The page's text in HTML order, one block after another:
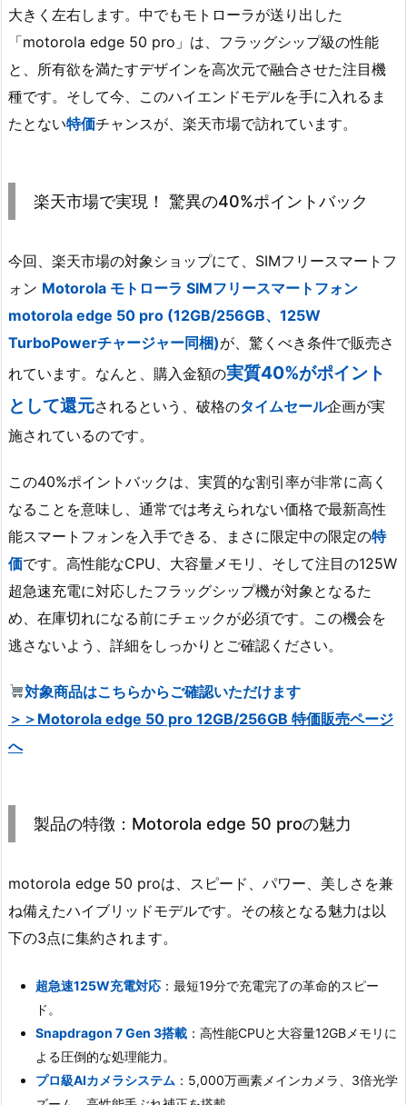
大きく左右します。中でもモトローラが送り出した
「motorola edge 50 pro」は、フラッグシップ級の性能
と、所有欲を満たすデザインを高次元で融合させた注目機
種です。そして今、このハイエンドモデルを手に入れるま
たとない特価チャンスが、楽天市場で訪れています。
楽天市場で実現！ 驚異の40%ポイントバック
今回、楽天市場の対象ショップにて、SIMフリースマートフ
ォン Motorola モトローラ SIMフリースマートフォン
motorola edge 50 pro (12GB/256GB、125W
TurboPowerチャージャー同梱)が、驚くべき条件で販売さ
れています。なんと、購入金額の実質40%がポイント
として還元されるという、破格のタイムセール企画が実
施されているのです。
この40%ポイントバックは、実質的な割引率が非常に高く
なることを意味し、通常では考えられない価格で最新高性
能スマートフォンを入手できる、まさに限定中の限定の特
価です。高性能なCPU、大容量メモリ、そして注目の125W
超急速充電に対応したフラッグシップ機が対象となるた
め、在庫切れになる前にチェックが必須です。この機会を
逃さないよう、詳細をしっかりとご確認ください。
対象商品はこちらからご確認いただけます
＞＞Motorola edge 50 pro 12GB/256GB 特価販売ページ
へ
製品の特徴：Motorola edge 50 proの魅力
motorola edge 50 proは、スピード、パワー、美しさを兼
ね備えたハイブリッドモデルです。その核となる魅力は以
下の3点に集約されます。
超急速125W充電対応 ：最短19分で充電完了の革命的スピー
ド。
Snapdragon 7 Gen 3搭載 ：高性能CPUと大容量12GBメモリに
よる圧倒的な処理能力。
プロ級AIカメラシステム ：5,000万画素メインカメラ、3倍光学